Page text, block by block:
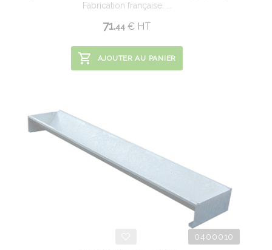
Fabrication française. ...
71.44 € HT
AJOUTER AU PANIER
0400010